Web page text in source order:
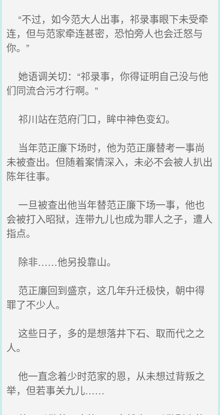
“不过，如今范大人出事，祁录事眼下未受牵
连，但与范家牵连甚密，恐怕旁人也会迁怒与
你。”
她语调关切：“祁录事，你得证明自己没与他
们同流合污才行啊。”
祁川站在范府门口，眸中神色变幻。
当年范正廉下场时，他为范正廉替考一事尚
未被查出。但随着案情深入，未必不会被人扒出
陈年往事。
一旦被查出他当年替范正廉下场一事，他也
会被打入昭狱，连带九儿也成为罪人之子，遭人
指点。
除非……他另投靠山。
范正廉回到盛京，这几年升迁极快，朝中得
罪了不少人。
这些日子，多的是想落井下石、取而代之之
人。
他一直念着少时范家的恩，从未想过背叛之
举，但若事关九儿……